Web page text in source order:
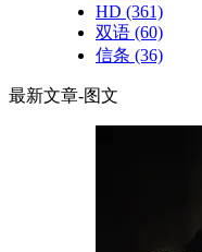
HD (361)
双语 (60)
信条 (36)
最新文章-图文